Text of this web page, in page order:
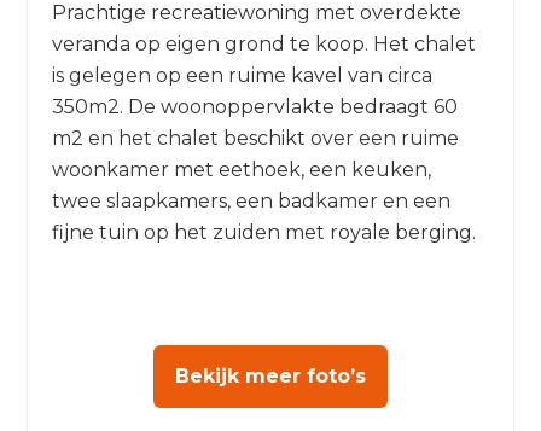
Prachtige recreatiewoning met overdekte
veranda op eigen grond te koop. Het chalet
is gelegen op een ruime kavel van circa
350m2. De woonoppervlakte bedraagt 60
m2 en het chalet beschikt over een ruime
woonkamer met eethoek, een keuken,
twee slaapkamers, een badkamer en een
fijne tuin op het zuiden met royale berging.
Bekijk meer foto’s